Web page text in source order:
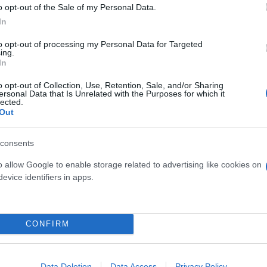
opt-out of the Sale of my Personal Data.
opt-out of processing my Personal Data for Targeted
opt-out of Collection, Use, Retention, Sale, and/or Sharing
Data that Is Unrelated with the Purposes for which it
allow Google to enable storage related to advertising like cookies on
identifiers in apps.
CONFIRM
να πέσει σε μία μέρα - Εκκενώνεται πόλη
«επιστρέφει» δύο αντιπυραυλικά
Χούθι σε αντιτορπιλικό των ΗΠΑ στην Ερυθρά
Πόλεμος στο Ισραήλ